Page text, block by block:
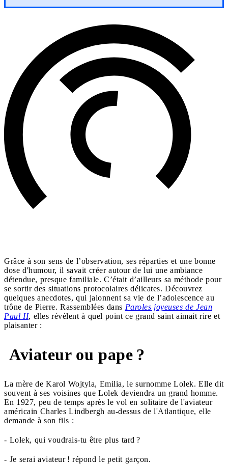
Grâce à son sens de l’observation, ses réparties et une bonne
dose d'humour, il savait créer autour de lui une ambiance
détendue, presque familiale. C’était d’ailleurs sa méthode pour
se sortir des situations protocolaires délicates. Découvrez
quelques anecdotes, qui jalonnent sa vie de l’adolescence au
trône de Pierre. Rassemblées dans Paroles joyeuses de Jean
Paul II, elles révèlent à quel point ce grand saint aimait rire et
plaisanter :
Aviateur ou pape ?
La mère de Karol Wojtyla, Emilia, le surnomme Lolek. Elle dit
souvent à ses voisines que Lolek deviendra un grand homme.
En 1927, peu de temps après le vol en solitaire de l'aviateur
américain Charles Lindbergh au-dessus de l'Atlantique, elle
demande à son fils :
- Lolek, qui voudrais-tu être plus tard ?
- Je serai aviateur ! répond le petit garçon.